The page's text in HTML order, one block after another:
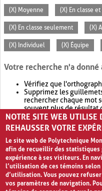
(X) Moyenne (X) En classe
(X) En classe seulement (X)
(X) Individuel (X) Équipe
Votre recherche n'a
Vérifiez que
Supprimez les
rechercher chaque mot
souvent plus de résultat
Envisagez d'élargir
retournera souvent plus
NOTRE SITE WEB UTILISE
REHAUSSER VOTRE
Le site web de Polytechnique
afin de recueillir des
expérience à ses visiteurs. En
l’utilisation de ces témoins
d’utilisation. Vous pouvez
vos paramètres de navigation.